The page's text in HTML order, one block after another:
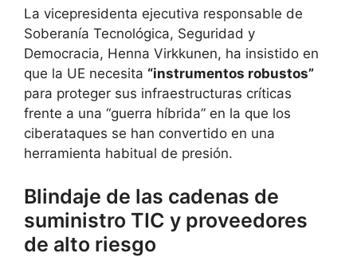
La vicepresidenta ejecutiva responsable de
Soberanía Tecnológica, Seguridad y
Democracia, Henna Virkkunen, ha insistido en
que la UE necesita “instrumentos robustos”
para proteger sus infraestructuras críticas
frente a una “guerra híbrida” en la que los
ciberataques se han convertido en una
herramienta habitual de presión.
Blindaje de las cadenas de
suministro TIC y proveedores
de alto riesgo